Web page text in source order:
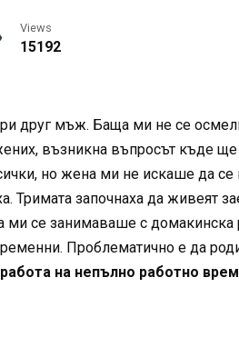
Views
15192
друг мъж. Баща ми не се
възникна въпросът къде ще
но жена ми не искаше да се
Тримата започнаха да живеят
ми се занимаваше с домакинска
Проблематично е да
на непълно работно